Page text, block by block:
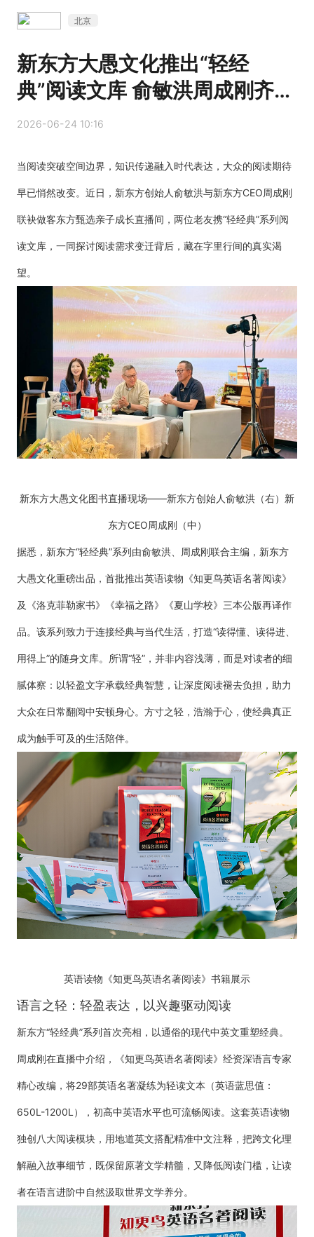
北京
新东方大愚文化推出“轻经
典”阅读文库 俞敏洪周成刚齐助
阵
2026-06-24 10:16
当阅读突破空间边界，知识传递融入时代表达，大众的阅读期待
早已悄然改变。近日，新东方创始人俞敏洪与新东方CEO周成刚
联袂做客东方甄选亲子成长直播间，两位老友携“轻经典”系列阅
读文库，一同探讨阅读需求变迁背后，藏在字里行间的真实渴
望。
新东方大愚文化图书直播现场——新东方创始人俞敏洪（右）新
东方CEO周成刚（中）
据悉，新东方“轻经典”系列由俞敏洪、周成刚联合主编，新东方
大愚文化重磅出品，首批推出英语读物《知更鸟英语名著阅读》
及《洛克菲勒家书》《幸福之路》《夏山学校》三本公版再译作
品。该系列致力于连接经典与当代生活，打造“读得懂、读得进、
用得上”的随身文库。所谓“轻”，并非内容浅薄，而是对读者的细
腻体察：以轻盈文字承载经典智慧，让深度阅读褪去负担，助力
大众在日常翻阅中安顿身心。方寸之轻，浩瀚于心，使经典真正
成为触手可及的生活陪伴。
英语读物《知更鸟英语名著阅读》书籍展示
语言之轻：轻盈表达，以兴趣驱动阅读
新东方“轻经典”系列首次亮相，以通俗的现代中英文重塑经典。
周成刚在直播中介绍，《知更鸟英语名著阅读》经资深语言专家
精心改编，将29部英语名著凝练为轻读文本（英语蓝思值：
650L-1200L），初高中英语水平也可流畅阅读。这套英语读物
独创八大阅读模块，用地道英文搭配精准中文注释，把跨文化理
解融入故事细节，既保留原著文学精髓，又降低阅读门槛，让读
者在语言进阶中自然汲取世界文学养分。